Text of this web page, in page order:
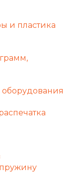
и пластика